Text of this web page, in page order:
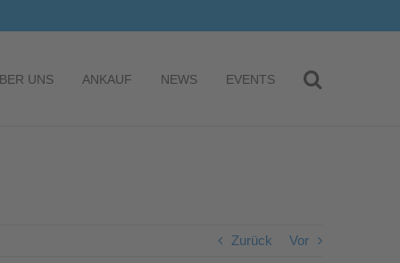
UNS ANKAUF NEWS EVENTS
Zurück Vor